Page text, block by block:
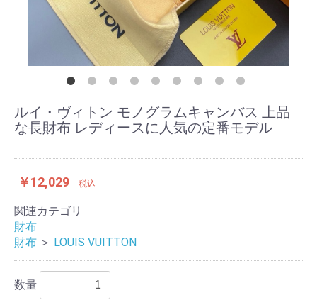
ルイ・ヴィトン モノグラムキャンバス 上品
な長財布 レディースに人気の定番モデル
￥12,029 税込
関連カテゴリ
財布
財布 ＞ LOUIS VUITTON
数量